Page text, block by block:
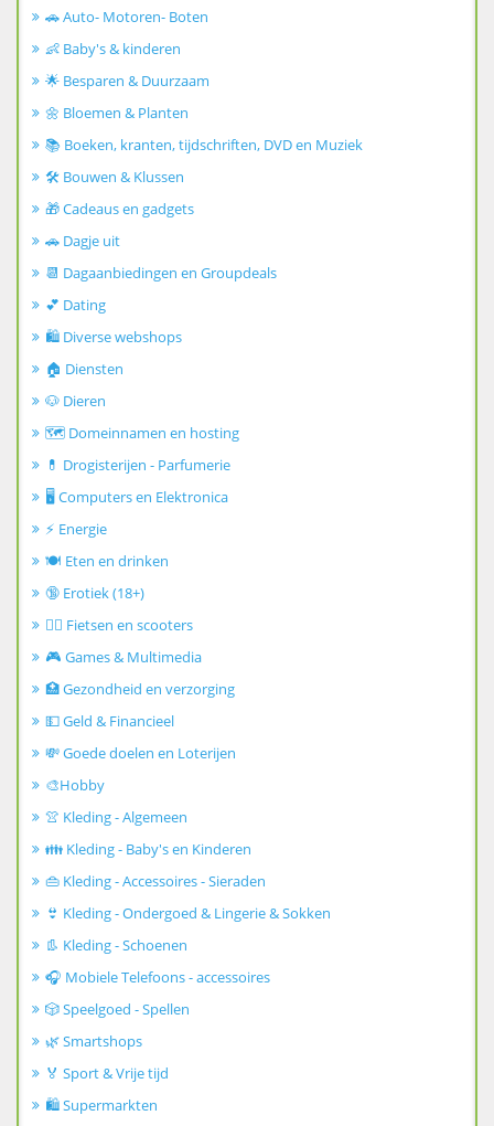
🚗 Auto- Motoren- Boten
👶 Baby's & kinderen
🌟 Besparen & Duurzaam
🌼 Bloemen & Planten
📚 Boeken, kranten, tijdschriften, DVD en Muziek
🛠️ Bouwen & Klussen
🎁 Cadeaus en gadgets
🚗 Dagje uit
📆 Dagaanbiedingen en Groupdeals
💕 Dating
🛍️ Diverse webshops
🏠 Diensten
🐶 Dieren
🗺️ Domeinnamen en hosting
💊 Drogisterijen - Parfumerie
🖥️ Computers en Elektronica
⚡ Energie
🍽️ Eten en drinken
🔞 Erotiek (18+)
🚴‍♂️ Fietsen en scooters
🎮 Games & Multimedia
🏥 Gezondheid en verzorging
💵 Geld & Financieel
💸 Goede doelen en Loterijen
🎨Hobby
👚 Kleding - Algemeen
👪 Kleding - Baby's en Kinderen
👜 Kleding - Accessoires - Sieraden
👙 Kleding - Ondergoed & Lingerie & Sokken
👢 Kleding - Schoenen
🎧 Mobiele Telefoons - accessoires
🎲 Speelgoed - Spellen
🌿 Smartshops
🏅 Sport & Vrije tijd
🛍️ Supermarkten